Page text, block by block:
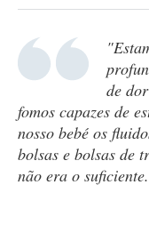
de
fomos capazes de
nosso bebé os
bolsas e bolsas de
não era o suficiente.